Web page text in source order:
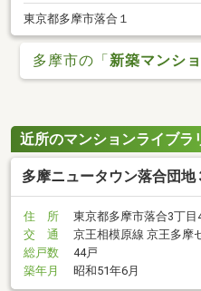
東京都多摩市落合１
多摩市の「 新築マンシ
近所のマンションライブラ
多摩ニュータウン落合団地
住 所
東京都多摩市落合3丁目
交 通
京王相模原線 京王多摩
総戸数
44戸
築年月
昭和51年6月